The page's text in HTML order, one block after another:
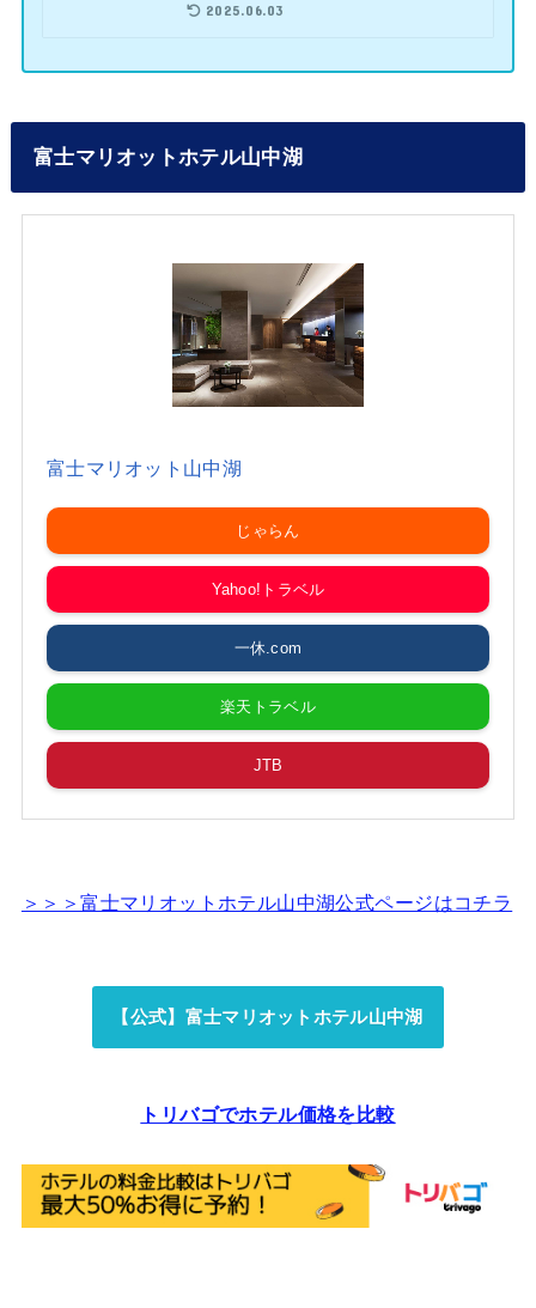
2025.06.03
富士マリオットホテル山中湖
富士マリオット山中湖
じゃらん
Yahoo!トラベル
一休.com
楽天トラベル
JTB
＞＞＞富士マリオットホテル山中湖公式ページはコチラ
【公式】富士マリオットホテル山中湖
トリバゴでホテル価格を比較